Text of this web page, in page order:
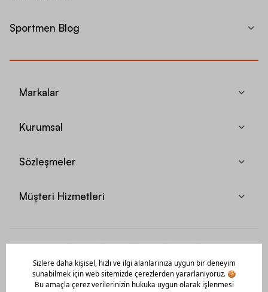
Sportmen Blog
Markalar
Kurumsal
Sözleşmeler
Müşteri Hizmetleri